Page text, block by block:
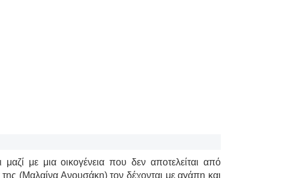
με μια οικογένεια που δεν αποτελείται από
(Μαλαίνα Ανουσάκη) τον δέχονται με αγάπη και